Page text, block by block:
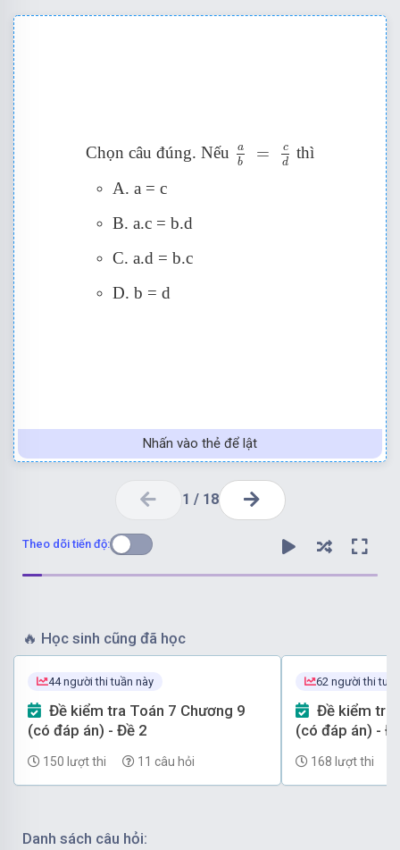
Chọn câu đúng. Nếu
a
b
=
c
d
ab d
thì
A. a = c
B. a.c = b.d
C. a.d = b.c
D. b = d
Nhấn vào thẻ để lật
Ta có: Nếu thì a.d = b.c
Chọn đáp án C.
Theo dõi tiến độ:
1 / 18
🔥 Học sinh cũng đã học
44 người thi tuần này
(có đáp án) - Đề 2
150 lượt thi 11 câu hỏi
62 người thi
(có đáp án) -
168 lượt thi
Danh sách câu hỏi: